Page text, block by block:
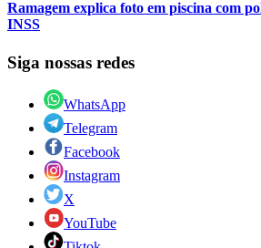
Ramagem explica foto em piscina com
INSS
Siga nossas redes
WhatsApp
Telegram
Facebook
Instagram
X
YouTube